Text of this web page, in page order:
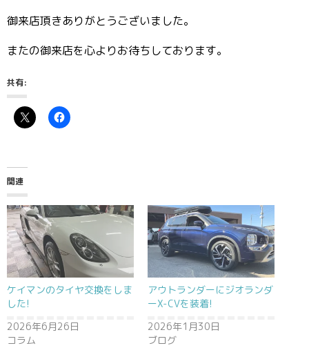
御来店頂きありがとうございました。
またの御来店を心よりお待ちしております。
共有:
関連
ケイマンのタイヤ交換をしま
した!
2026年6月26日
コラム
アウトランダーにジオランダ
ーX-CVを装着!
2026年1月30日
ブログ